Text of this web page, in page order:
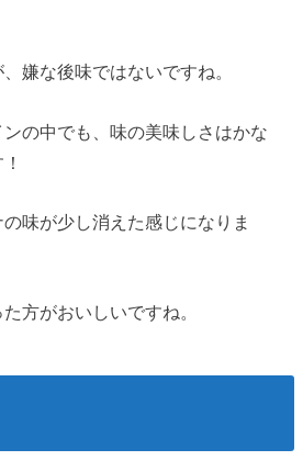
嫌な後味ではないですね。
の中でも、味の美味しさはかな
味が少し消えた感じになりま
方がおいしいですね。